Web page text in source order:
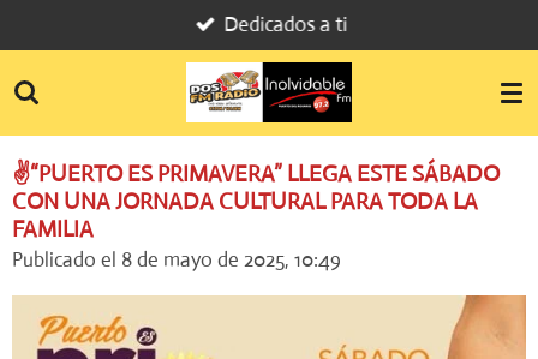
al
contenido
Dedicados a ti
✌️“PUERTO ES PRIMAVERA” LLEGA ESTE SÁBADO
CON UNA JORNADA CULTURAL PARA TODA LA
FAMILIA
Publicado el 8 de mayo de 2025, 10:49